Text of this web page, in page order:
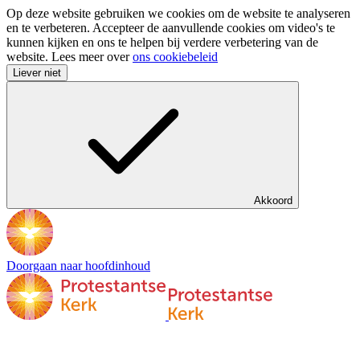
Op deze website gebruiken we cookies om de website te analyseren
en te verbeteren. Accepteer de aanvullende cookies om video's te
kunnen kijken en ons te helpen bij verdere verbetering van de
website. Lees meer overons cookiebeleid
Liever niet
Akkoord
Doorgaan naar hoofdinhoud